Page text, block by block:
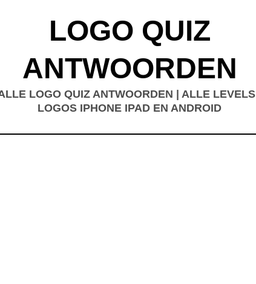
LOGO QUIZ
ANTWOORDEN
LOGO QUIZ ANTWOORDEN | ALLE LEVELS |
LOGOS IPHONE IPAD EN ANDROID